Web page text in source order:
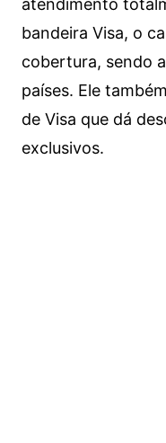
atendimento
bandeira Visa, o
cobertura, sendo
países. Ele
de Visa que dá
exclusivos.